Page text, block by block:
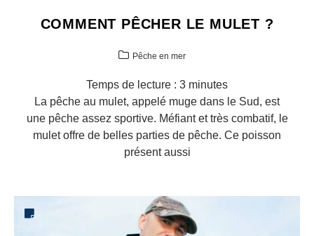
COMMENT PÊCHER LE MULET ?
Pêche en mer
Temps de lecture : 3 minutes
La pêche au mulet, appelé muge dans le Sud, est
une pêche assez sportive. Méfiant et très combatif, le
mulet offre de belles parties de pêche. Ce poisson
présent aussi